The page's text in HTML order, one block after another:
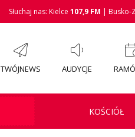
Słuchaj nas: Kielce 107,9 FM | Busko-
TWÓJNEWS AUDYCJE
KOŚCIÓŁ